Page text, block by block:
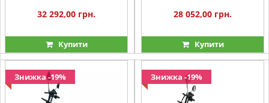
32 292,00 грн.
Купити
28 052,00 грн.
Купити
Знижка -19% Знижка -19%